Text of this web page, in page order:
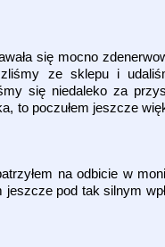
się mocno
ze sklepu i
się niedaleko za
to poczułem jeszcze
na odbicie w
pod tak silnym